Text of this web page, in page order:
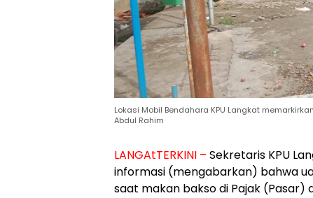
Lokasi Mobil Bendahara KPU Langkat
Abdul Rahim
LANGAtTERKINI – Sekretaris KPU
informasi (mengabarkan) bahwa
saat makan bakso di Pajak (Pasar)